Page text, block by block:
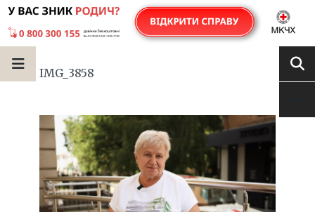
IMG_3858